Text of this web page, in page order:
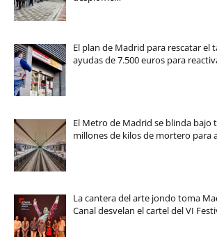
El plan de Madrid para rescatar el
ayudas de 7.500 euros para
El Metro de Madrid se blinda bajo
millones de kilos de mortero para
La cantera del arte jondo toma
Canal desvelan el cartel del VI